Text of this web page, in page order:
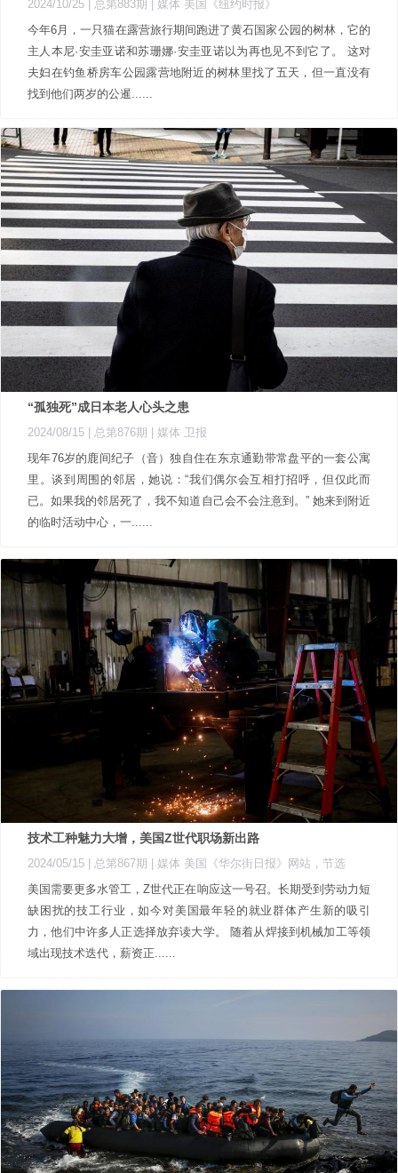
2024/10/25 | 总第883期
| 媒体 美国《纽约时报》
今年6月，一只猫在露营旅行期间跑进了黄石国家公园的树林，它的
主人本尼·安圭亚诺和苏珊娜·安圭亚诺以为再也见不到它了。 这对
夫妇在钓鱼桥房车公园露营地附近的树林里找了五天，但一直没有
找到他们两岁的公暹......
“孤独死”成日本老人心头之患
2024/08/15 | 总第876期
| 媒体 卫报
现年76岁的鹿间纪子（音）独自住在东京通勤带常盘平的一套公寓
里。谈到周围的邻居，她说：“我们偶尔会互相打招呼，但仅此而
已。如果我的邻居死了，我不知道自己会不会注意到。” 她来到附近
的临时活动中心，一......
技术工种魅力大增，美国Z世代职场新出路
2024/05/15 | 总第867期
| 媒体 美国《华尔街日报》网站，节选
美国需要更多水管工，Z世代正在响应这一号召。长期受到劳动力短
缺困扰的技工行业，如今对美国最年轻的就业群体产生新的吸引
力，他们中许多人正选择放弃读大学。 随着从焊接到机械加工等领
域出现技术迭代，薪资正......